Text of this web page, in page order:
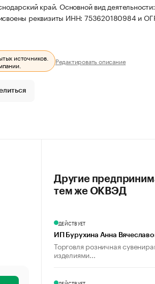
край. Основной вид
реквизиты ИНН: 753620180984 и
источников. Редактировать описание
Другие
тем же ОКВЭД
ДЕЙСТВУЕТ
ИП Бурухина Анна
Торговля розничная
изделиями...